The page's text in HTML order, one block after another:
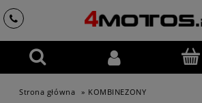
Strona główna » KOMBINEZONY